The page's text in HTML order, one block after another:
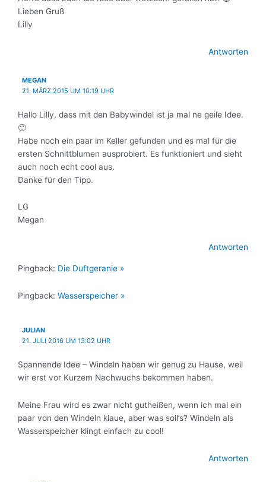
Lieben Gruß
Lilly
Antworten
MEGAN
21. MÄRZ 2015 UM 10:19 UHR
Hallo Lilly, dass mit den Babywindel ist ja mal ne geile Idee.
🙂
Habe noch ein paar im Keller gefunden und es mal für die
ersten Schnittblumen ausprobiert. Es funktioniert und sieht
auch noch echt cool aus.
Danke für den Tipp.
LG
Megan
Antworten
Pingback: Die Duftgeranie »
Pingback: Wasserspeicher »
JULIAN
21. JULI 2016 UM 13:02 UHR
Spannende Idee – Windeln haben wir genug zu Hause, weil
wir erst vor Kurzem Nachwuchs bekommen haben.
Meine Frau wird es zwar nicht gutheißen, wenn ich mal ein
paar von den Windeln klaue, aber was soll’s? Windeln als
Wasserspeicher klingt einfach zu cool!
Antworten